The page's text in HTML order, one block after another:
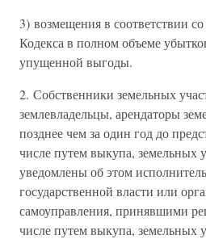
3) возмещения в соответствии
Кодекса в полном объеме
упущенной выгоды.
2. Собственники земельных
землевладельцы, арендаторы
позднее чем за один год до
числе путем выкупа, земельных
уведомлены об этом
государственной власти или
самоуправления, принявшими
числе путем выкупа, земельных